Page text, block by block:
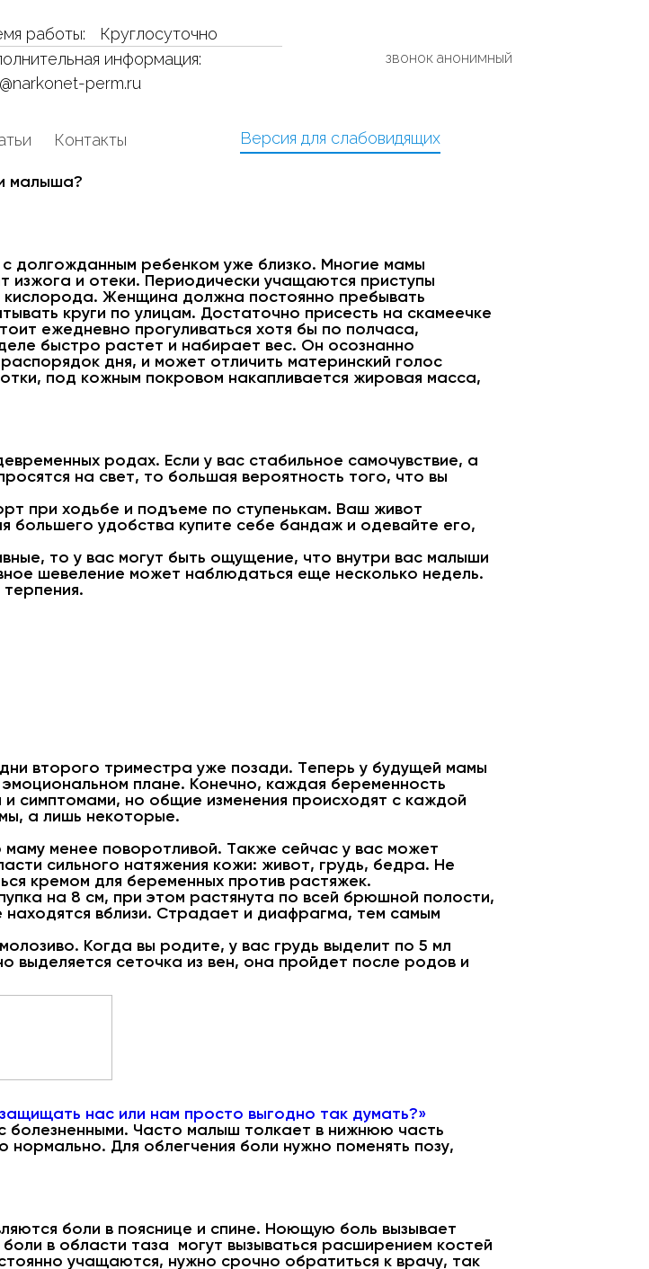
работы:
Круглосуточно
информация:
perm.ru
звонок анонимный
Контакты Версия для слабовидящих
малыша?
долгожданным ребенком уже близко. Многие мамы
и отеки. Периодически учащаются приступы
кислорода. Женщина должна постоянно пребывать
круги по улицам. Достаточно присесть на скамеечке
ежедневно прогуливаться хотя бы по полчаса,
быстро растет и набирает вес. Он осознанно
дня, и может отличить материнский голос
под кожным покровом накапливается жировая масса,
родах. Если у вас стабильное самочувствие, а
на свет, то большая вероятность того, что вы
при ходьбе и подъеме по ступенькам. Ваш живот
большего удобства купите себе бандаж и одевайте его,
то у вас могут быть ощущение, что внутри вас малыши
шевеление может наблюдаться еще несколько недель.
второго триместра уже позади. Теперь у будущей мамы
плане. Конечно, каждая беременность
симптомами, но общие изменения происходят с каждой
а лишь некоторые.
менее поворотливой. Также сейчас у вас может
сильного натяжения кожи: живот, грудь, бедра. Не
кремом для беременных против растяжек.
на 8 см, при этом растянута по всей брюшной полости,
вблизи. Страдает и диафрагма, тем самым
Когда вы родите, у вас грудь выделит по 5 мл
сеточка из вен, она пройдет после родов и
нас или нам просто выгодно так думать?»
болезненными. Часто малыш толкает в нижнюю часть
Для облегчения боли нужно поменять позу,
боли в пояснице и спине. Ноющую боль вызывает
в области таза могут вызываться расширением костей
учащаются, нужно срочно обратиться к врачу, так